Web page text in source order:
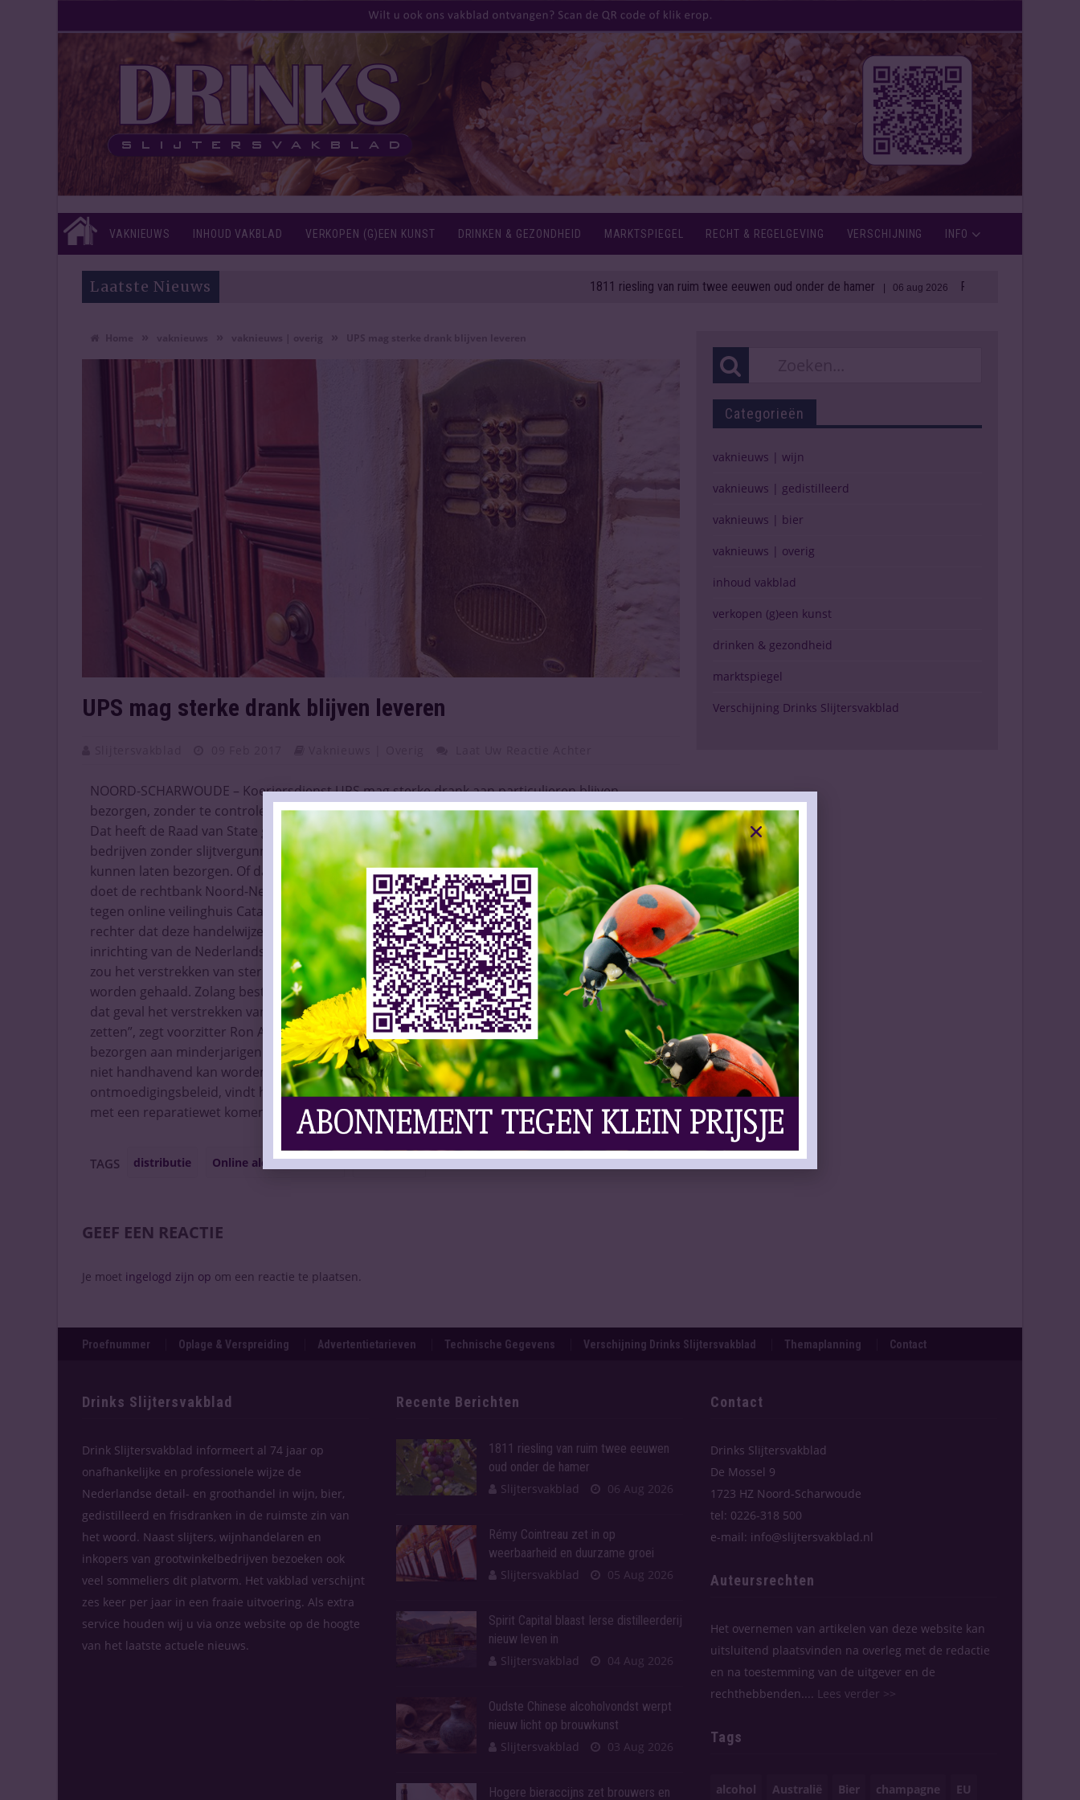
VAKNIEUWS INHOUD VAKBLAD VERKOPEN (G)EEN KUNST DRINKEN & GEZONDHEID MARKTSPIEGEL RECHT & REGELGEVING VERSCHIJNING INFO
Laatste Nieuws 1811 riesling van ruim twee eeuwen oud onder de hamer | 06 aug 2026 Rémy Cointreau zet in op
UPS mag sterke drank blijven leveren
NOORD-SCHARWOUDE – Koeriersdienst UPS mag sterke drank aan particulieren blijven
bezorgen, zonder te controleren of de partij die de drank verkoopt een slijtvergunning heeft.
Dat heeft de Raad van State gisteren in hoger beroep besloten. Dit betekent dat buitenlandse
bedrijven zonder slijtvergunning vanaf nu zonder problemen sterke drank aan particulieren
kunnen laten bezorgen. Of dat ook geldt voor Nederlandse bedrijven moet nog blijken. Hierover
doet de rechtbank Noord-Nederland binnenkort uitspraak in een zaak die is aangespannen
tegen online veilinghuis Catawiki, dat veilingen organiseert voor sterke drank. Oordeelt de
rechter dat deze handelwijze eveneens geoorloofd is, dan heeft dat grote gevolgen voor de
inrichting van de Nederlandse alcoholdistributie, vreest de Koninklijke SlijtersUnie. “Daarmee
zou het verstrekken van sterke drank aan particulieren in de praktijk uit het vergunningenstelsel
worden gehaald. Zolang bestelling en bezorging maar in gescheiden handen blijven, wordt in
dat geval het verstrekken van sterke drank vrijgegeven. Dat zal ook de interne markt op zijn kop
zetten”, zegt voorzitter Ron Andes. Consequentie van de uitspraak van gisteren is dat het
bezorgen aan minderjarigen niet langer hoeft te leiden tot intrekking van de vergunning. Dat
niet handhavend kan worden opgetreden tegen UPS is niet te rijmen met het huidige
ontmoedigingsbeleid, vindt hij, en vraagt om actie vanuit de overheid. “Zij moet op korte termijn
met een reparatiewet komen om de ontstane ruimte te dichten.”
TAGS distributie Online alcoholverkoop rechtszaak
GEEF EEN REACTIE
Je moet ingelogd zijn op om een reactie te plaatsen.
Categorieën
vaknieuws | wijn
vaknieuws | gedistilleerd
vaknieuws | bier
vaknieuws | overig
inhoud vakblad
verkopen (g)een kunst
drinken & gezondheid
marktspiegel
Verschijning Drinks Slijtersvakblad
Proefnummer Oplage & Verspreiding Advertentietarieven Technische Gegevens Verschijning Drinks Slijtersvakblad Themaplanning Contact
Drinks Slijtersvakblad
Drink Slijtersvakblad informeert al 74 jaar op
onafhankelijke en professionele wijze de
Nederlandse detail- en groothandel in wijn, bier,
gedistilleerd en frisdranken in de ruimste zin van
het woord. Naast slijters, wijnhandelaren en
inkopers van grootwinkelbedrijven bezoeken ook
veel sommeliers dit platvorm. Het vakblad verschijnt
zes keer per jaar in een fraaie uitvoering. Als extra
service houden wij u via onze website op de hoogte
van het laatste actuele nieuws.
Recente Berichten
1811 riesling van ruim twee eeuwen
oud onder de hamer
Slijtersvakblad
06 Aug 2026
Rémy Cointreau zet in op
weerbaarheid en duurzame groei
Slijtersvakblad
05 Aug 2026
Spirit Capital blaast Ierse distilleerderij
nieuw leven in
Slijtersvakblad
04 Aug 2026
Oudste Chinese alcoholvondst werpt
nieuw licht op brouwkunst
Slijtersvakblad
03 Aug 2026
Hogere bieraccijns zet brouwers en
Contact
Drinks Slijtersvakblad
De Mossel 9
1723 HZ Noord-Scharwoude
tel: 0226-318 500
e-mail: info@slijtersvakblad.nl
Auteursrechten
Het overnemen van artikelen van deze website kan
uitsluitend plaatsvinden na overleg met de redactie
en na toestemming van de uitgever en de
rechthebbenden.... Lees verder >>
Tags
alcohol Australië Bier champagne EU